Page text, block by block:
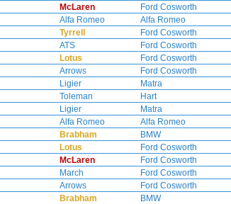
McLaren Ford Cosworth
Alfa Romeo Alfa Romeo
Tyrrell Ford Cosworth
ATS Ford Cosworth
Lotus Ford Cosworth
Arrows Ford Cosworth
Ligier Matra
Toleman Hart
Ligier Matra
Alfa Romeo Alfa Romeo
Brabham BMW
Lotus Ford Cosworth
McLaren Ford Cosworth
March Ford Cosworth
Arrows Ford Cosworth
Brabham BMW